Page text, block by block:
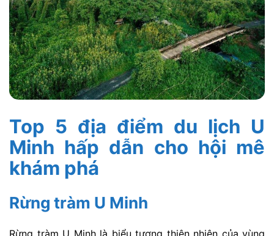
Top 5 địa điểm du lịch U
Minh hấp dẫn cho hội mê
khám phá
Rừng tràm U Minh
Rừng tràm U Minh là biểu tượng thiên nhiên của vùng